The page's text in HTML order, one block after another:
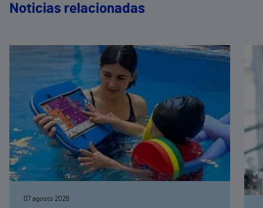
Noticias relacionadas
07 agosto 2026